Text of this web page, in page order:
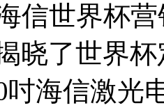
信世界杯
晓了世界
吋海信激光